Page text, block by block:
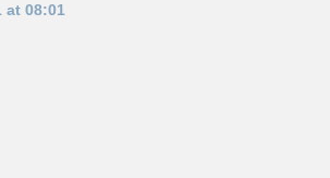
at 08:01